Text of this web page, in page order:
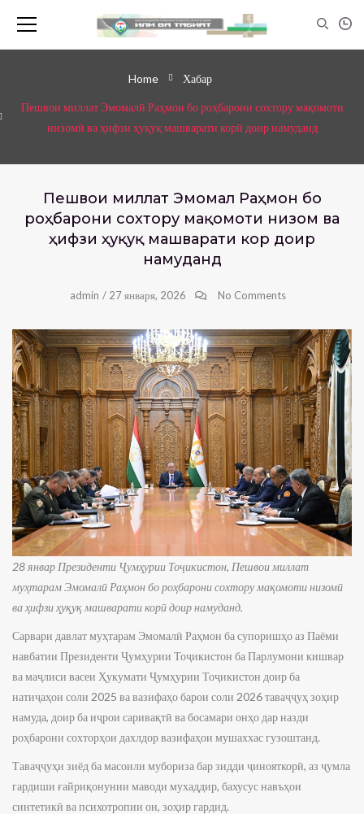
Home Хабар
Пешвои миллат Эмомалӣ Раҳмон бо роҳбарони сохтору мақомоти
низомӣ ва ҳифзи ҳуқуқ машварати корӣ доир намуданд
Пешвои миллат Эмомалӣ Раҳмон бо
роҳбарони сохтору мақомоти низомӣ ва
ҳифзи ҳуқуқ машварати корӣ доир
намуданд
admin / 27 января, 2026 No Comments
28 январ Президенти Ҷумҳурии Тоҷикистон, Пешвои миллат
муҳтарам Эмомалӣ Раҳмон бо роҳбарони сохтору мақомоти низомӣ
ва ҳифзи ҳуқуқ машварати корӣ доир намуданд.
Сарвари давлат муҳтарам Эмомалӣ Раҳмон ба супоришҳо аз Паёми
навбатии Президенти Ҷумҳурии Тоҷикистон ба Парлумони кишвар
ва маҷлиси васеи Ҳукумати Ҷумҳурии Тоҷикистон доир ба
натиҷаҳои соли 2025 ва вазифаҳо барои соли 2026 таваҷҷуҳ зоҳир
намуда, доир ба иҷрои саривақтӣ ва босамари онҳо дар назди
роҳбарони сохторҳои дахлдор вазифаҳои мушаххас гузоштанд.
Таваҷҷуҳи зиёд ба масоили мубориза бар зидди ҷинояткорӣ, аз ҷумла
гардиши ғайриқонунии маводи мухаддир, бахусус навъҳои
синтетикӣ ва психотропии он, зоҳир гардид.